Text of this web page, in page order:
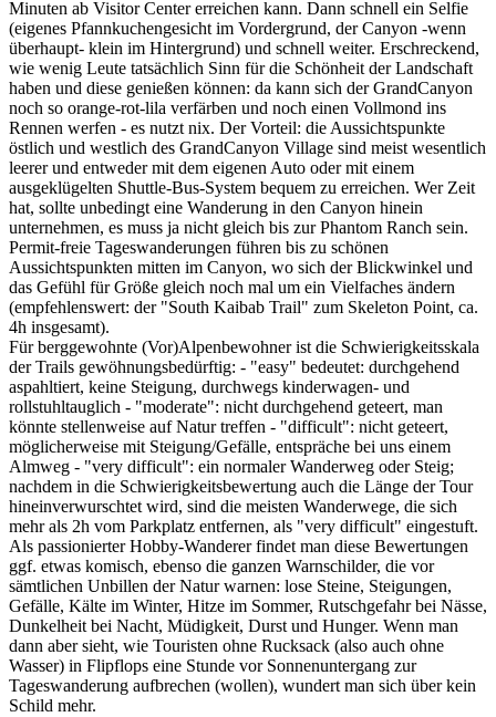
Minuten ab Visitor Center erreichen kann. Dann schnell ein Selfie
(eigenes Pfannkuchengesicht im Vordergrund, der Canyon -wenn
überhaupt- klein im Hintergrund) und schnell weiter. Erschreckend,
wie wenig Leute tatsächlich Sinn für die Schönheit der Landschaft
haben und diese genießen können: da kann sich der GrandCanyon
noch so orange-rot-lila verfärben und noch einen Vollmond ins
Rennen werfen - es nutzt nix. Der Vorteil: die Aussichtspunkte
östlich und westlich des GrandCanyon Village sind meist wesentlich
leerer und entweder mit dem eigenen Auto oder mit einem
ausgeklügelten Shuttle-Bus-System bequem zu erreichen. Wer Zeit
hat, sollte unbedingt eine Wanderung in den Canyon hinein
unternehmen, es muss ja nicht gleich bis zur Phantom Ranch sein.
Permit-freie Tageswanderungen führen bis zu schönen
Aussichtspunkten mitten im Canyon, wo sich der Blickwinkel und
das Gefühl für Größe gleich noch mal um ein Vielfaches ändern
(empfehlenswert: der "South Kaibab Trail" zum Skeleton Point, ca.
4h insgesamt).
Für berggewohnte (Vor)Alpenbewohner ist die Schwierigkeitsskala
der Trails gewöhnungsbedürftig: - "easy" bedeutet: durchgehend
aspahltiert, keine Steigung, durchwegs kinderwagen- und
rollstuhltauglich - "moderate": nicht durchgehend geteert, man
könnte stellenweise auf Natur treffen - "difficult": nicht geteert,
möglicherweise mit Steigung/Gefälle, entspräche bei uns einem
Almweg - "very difficult": ein normaler Wanderweg oder Steig;
nachdem in die Schwierigkeitsbewertung auch die Länge der Tour
hineinverwurschtet wird, sind die meisten Wanderwege, die sich
mehr als 2h vom Parkplatz entfernen, als "very difficult" eingestuft.
Als passionierter Hobby-Wanderer findet man diese Bewertungen
ggf. etwas komisch, ebenso die ganzen Warnschilder, die vor
sämtlichen Unbillen der Natur warnen: lose Steine, Steigungen,
Gefälle, Kälte im Winter, Hitze im Sommer, Rutschgefahr bei Nässe,
Dunkelheit bei Nacht, Müdigkeit, Durst und Hunger. Wenn man
dann aber sieht, wie Touristen ohne Rucksack (also auch ohne
Wasser) in Flipflops eine Stunde vor Sonnenuntergang zur
Tageswanderung aufbrechen (wollen), wundert man sich über kein
Schild mehr.